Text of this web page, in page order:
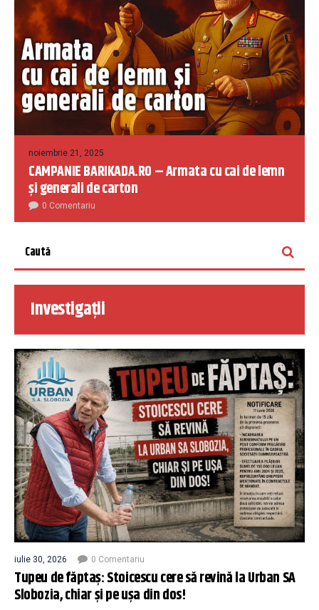
noiembrie 21, 2025
CAMPANIE BARIKADA.RO – Armata cu cai de lemn
și generali de carton
0 Comentariu
Investigații
iulie 30, 2026 0 Comentariu
Tupeu de făptaș: Stoicescu cere să revină la Urban SA
Slobozia, chiar și pe ușa din dos!